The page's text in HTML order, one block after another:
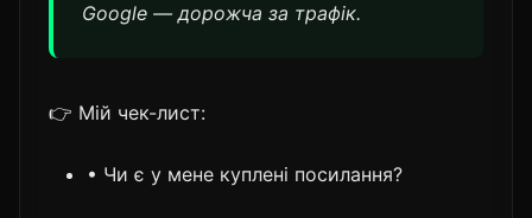
Google — дорожча за трафік.
👉 Мій чек-лист:
• Чи є у мене куплені посилання?